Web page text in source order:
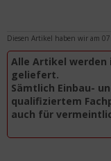
Diesen Artikel haben wir am
Alle Artikel werden
geliefert.
Sämtlich Einbau-
qualifiziertem
auch für